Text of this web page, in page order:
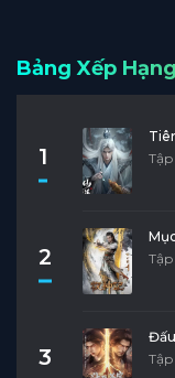
Bảng Xếp Hạng
1
Tập
2
Tập
3